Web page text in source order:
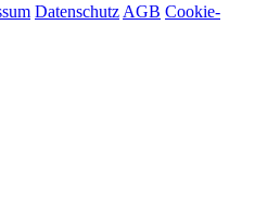
Datenschutz AGB Cookie-